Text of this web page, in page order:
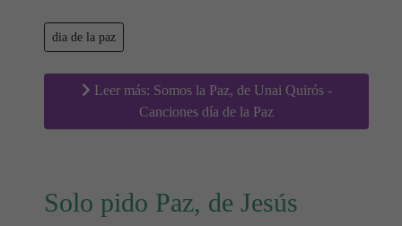
dia de la paz
Leer más: Somos la Paz, de Unai Quirós -
Canciones día de la Paz
Solo pido Paz, de Jesús